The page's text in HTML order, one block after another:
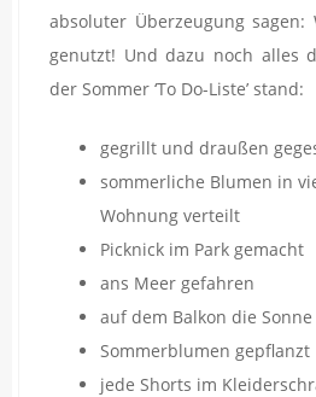
absoluter Überzeugung
genutzt! Und dazu noch alles
der Sommer ‘To Do-Liste’ stand:
gegrillt und draußen
sommerliche Blumen in
Wohnung verteilt
Picknick im Park gemacht
ans Meer gefahren
auf dem Balkon die Sonne
Sommerblumen gepflanzt
jede Shorts im